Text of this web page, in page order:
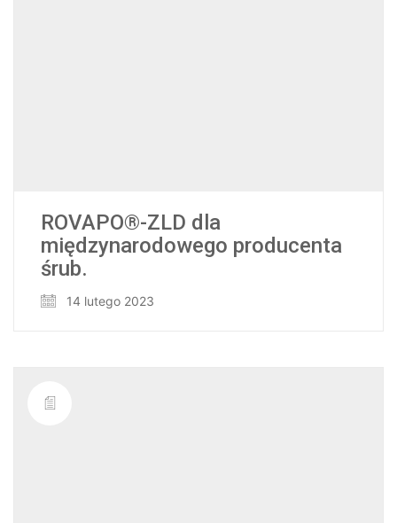
ROVAPO®-ZLD dla
międzynarodowego producenta
śrub.
14 lutego 2023